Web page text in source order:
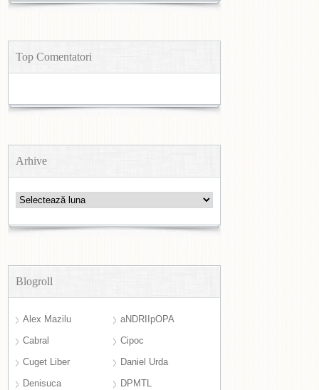
Top Comentatori
Arhive
Arhive
Blogroll
Alex Mazilu
aNDRIIpOPA
Cabral
Cipoc
Cuget Liber
Daniel Urda
Denisuca
DPMTL